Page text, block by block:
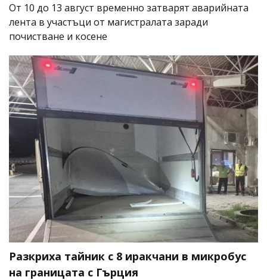
От 10 до 13 август временно затварят аварийната
лента в участъци от магистралата заради
почистване и косене
Разкриха тайник с 8 иракчани в микробус
на границата с Гърция